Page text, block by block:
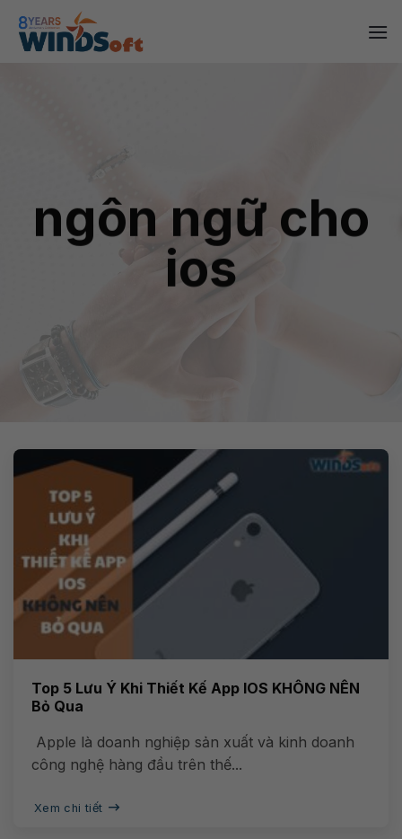
content
ngôn ngữ cho
ios
Top 5 Lưu Ý Khi Thiết Kế App IOS KHÔNG NÊN
Bỏ Qua
Apple là doanh nghiệp sản xuất và kinh doanh
công nghệ hàng đầu trên thế...
Xem chi tiết